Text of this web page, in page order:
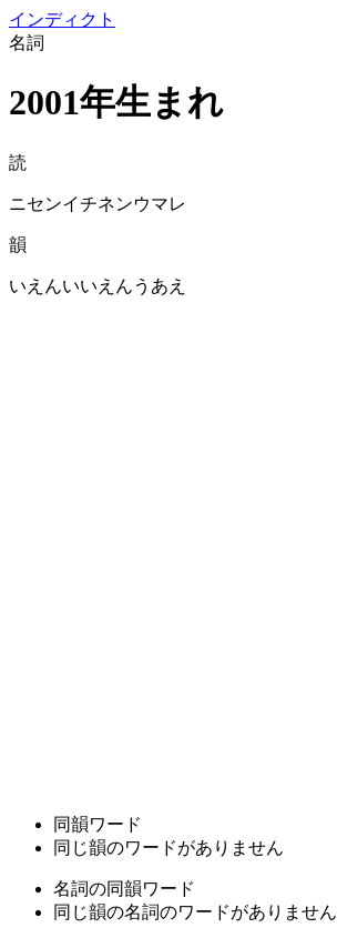
インディクト
名詞
2001年生まれ
読
ニセンイチネンウマレ
韻
いえんいいえんうあえ
同韻ワード
同じ韻のワードがありません
名詞の同韻ワード
同じ韻の名詞のワードがありません